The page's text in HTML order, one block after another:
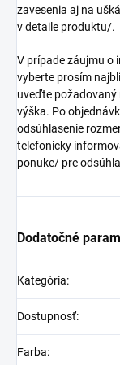
zavesenia aj na
v detaile produktu/.
V prípade záujmu o
vyberte prosím
uveďte
výška. Po
odsúhlasenie
telefonicky
ponuke/ pre
Dodatočné
Kategória:
Dostupnosť:
Farba: